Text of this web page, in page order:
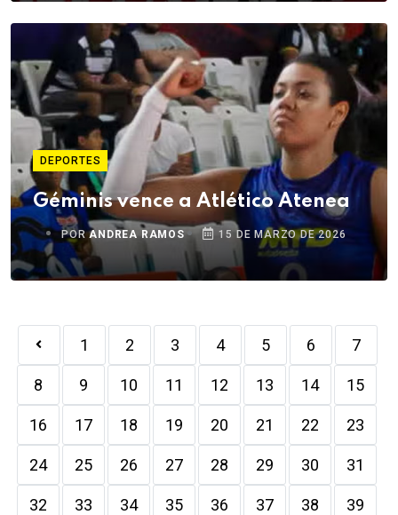
DEPORTES
Géminis vence a Atlético Atenea
PORANDREA RAMOS 15 DE MARZO DE 2026
1 2 3 4 5 6 7
8 9 10 11 12 13 14 15
16 17 18 19 20 21 22 23
24 25 26 27 28 29 30 31
32 33 34 35 36 37 38 39